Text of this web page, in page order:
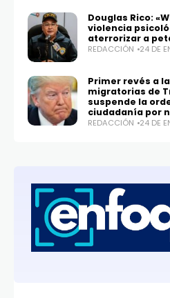
Douglas Rico:
violencia
aterrorizar a
REDACCIÓN 24 DE
Primer revés a
migratorias de
suspende la
ciudadanía por
REDACCIÓN 24 DE